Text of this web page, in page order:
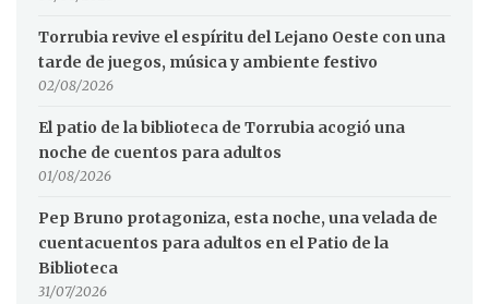
Torrubia revive el espíritu del Lejano Oeste con una
tarde de juegos, música y ambiente festivo
02/08/2026
El patio de la biblioteca de Torrubia acogió una
noche de cuentos para adultos
01/08/2026
Pep Bruno protagoniza, esta noche, una velada de
cuentacuentos para adultos en el Patio de la
Biblioteca
31/07/2026